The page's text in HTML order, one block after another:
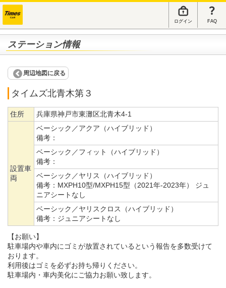
ログイン FAQ
ステーション情報
周辺地図に戻る
タイムズ北青木第３
住所 兵庫県神戸市東灘区北青木4-1
設置車
両
ベーシック／アクア（ハイブリッド）
備考：
ベーシック／フィット（ハイブリッド）
備考：
ベーシック／ヤリス（ハイブリッド）
備考： MXPH10型/MXPH15型（2021年-2023年） ジュ
ニアシートなし
ベーシック／ヤリスクロス（ハイブリッド）
備考： ジュニアシートなし
【お願い】
駐車場内や車内にゴミが放置されているという報告を多数受けて
おります。
利用後はゴミを必ずお持ち帰りください。
駐車場内・車内美化にご協力お願い致します。